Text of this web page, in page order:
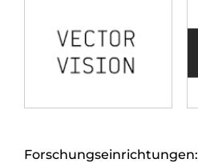
Forschungseinrichtungen: